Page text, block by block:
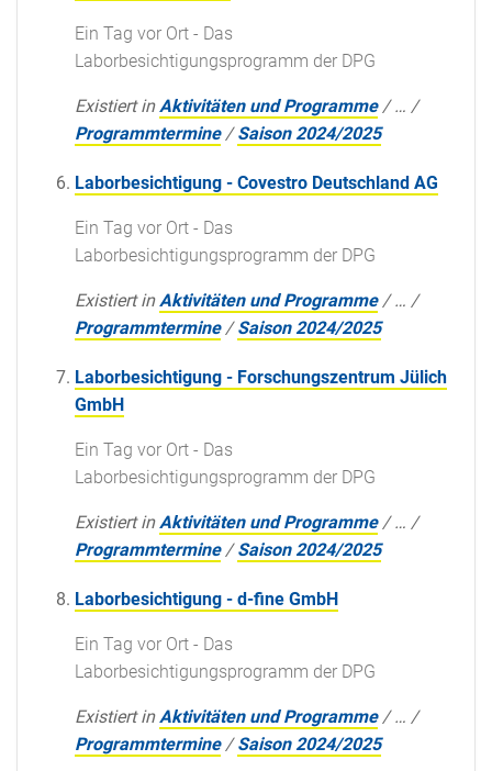
Ein Tag vor Ort - Das
Laborbesichtigungsprogramm der DPG
Existiert in Aktivitäten und Programme /… /
Programmtermine /Saison 2024/2025
Laborbesichtigung - Covestro Deutschland AG
Ein Tag vor Ort - Das
Laborbesichtigungsprogramm der DPG
Existiert in Aktivitäten und Programme /… /
Programmtermine /Saison 2024/2025
Laborbesichtigung - Forschungszentrum Jülich
GmbH
Ein Tag vor Ort - Das
Laborbesichtigungsprogramm der DPG
Existiert in Aktivitäten und Programme /… /
Programmtermine /Saison 2024/2025
Laborbesichtigung - d-fine GmbH
Ein Tag vor Ort - Das
Laborbesichtigungsprogramm der DPG
Existiert in Aktivitäten und Programme /… /
Programmtermine /Saison 2024/2025